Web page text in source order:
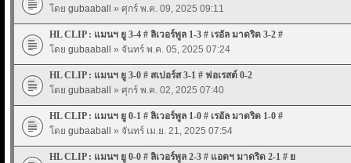
โดย gubaaball » ศุกร์ พ.ค. 09, 2025 09:11
HL CLIP : แมนฯ ยู 3-4 # ลิเวอร์พูล 1-3 # เรอัล มาดริด 3-2 #
โดย gubaaball » จันทร์ พ.ค. 05, 2025 07:24
HL CLIP : แมนฯ ยู 3-0 # สเปอร์ส 3-1 # ฟอเรสต์ 0-2
โดย gubaaball » ศุกร์ พ.ค. 02, 2025 07:40
HL CLIP : แมนฯ ยู 0-1 # ลิเวอร์พูล 1-0 # เรอัล มาดริด 1-0 #
โดย gubaaball » จันทร์ เม.ย. 21, 2025 07:54
HL CLIP : แมนฯ ยู 0-0 # ลิเวอร์พูล 2-3 # แอตฯ มาดริด 2-1 # ย